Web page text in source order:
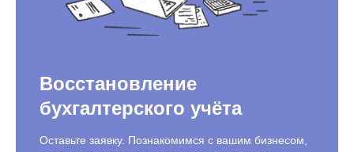
Восстановление
бухгалтерского учёта
Оставьте заявку. Познакомимся с вашим бизнесом,